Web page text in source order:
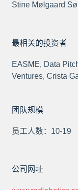
Stine Mølgaard
最相关的投资者
EASME, Data
Ventures, Crista
团队规模
员工人数：10-19
公司网址